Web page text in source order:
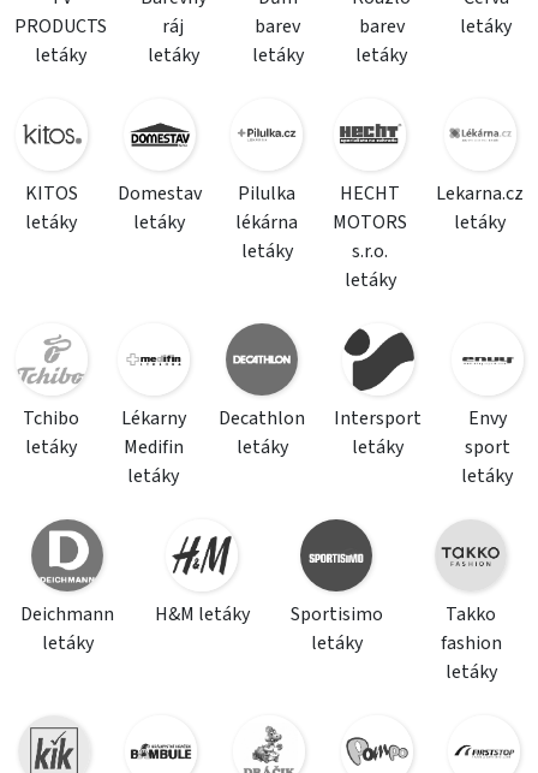
PRODUCTS
letáky
ráj
letáky
barev
letáky
barev
letáky
letáky
KITOS
letáky
Domestav
letáky
Pilulka
lékárna
letáky
HECHT
MOTORS
s.r.o.
letáky
Lekarna.cz
letáky
Tchibo
letáky
Lékarny
Medifin
letáky
Decathlon
letáky
Intersport
letáky
Envy
sport
letáky
Deichmann
letáky
H&M letáky
Sportisimo
letáky
Takko
fashion
letáky